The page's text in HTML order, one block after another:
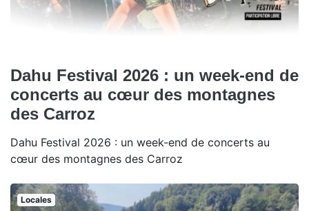
Dahu Festival 2026 : un week-end de
concerts au cœur des montagnes
des Carroz
Dahu Festival 2026 : un week-end de concerts au
cœur des montagnes des Carroz
Locales